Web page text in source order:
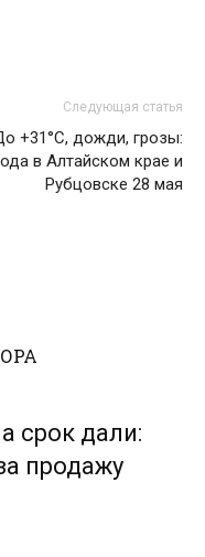
Следующая статья
+31°С, дожди, грозы:
в Алтайском крае и
Рубцовске 28 мая
срок дали:
продажу